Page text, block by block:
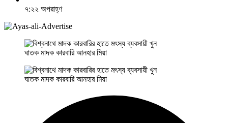
৭:২২ অপরাহ্ণ
ঘাতক মাদক কারবারি আনহার মিয়া
ঘাতক মাদক কারবারি আনহার মিয়া